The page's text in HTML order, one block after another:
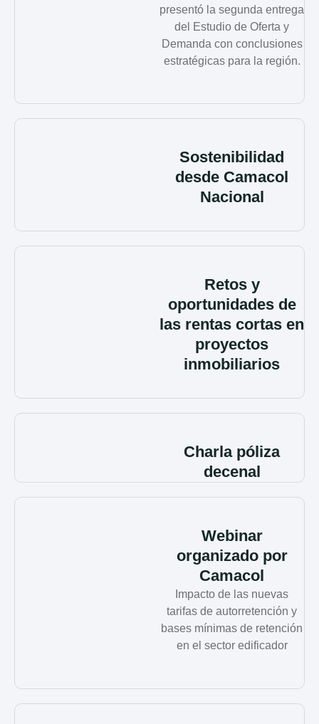
presentó la segunda entrega
del Estudio de Oferta y
Demanda con conclusiones
estratégicas para la región.
Sostenibilidad
desde Camacol
Nacional
Retos y
oportunidades de
las rentas cortas en
proyectos
inmobiliarios
Charla póliza
decenal
Webinar
organizado por
Camacol
Impacto de las nuevas
tarifas de autorretención y
bases mínimas de retención
en el sector edificador